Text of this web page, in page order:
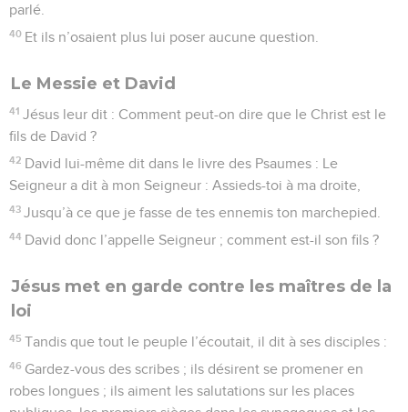
parlé.
40 Et ils n’osaient plus lui poser aucune question.
Le Messie et David
41 Jésus leur dit : Comment peut-on dire que le Christ est le
fils de David ?
42 David lui-même dit dans le livre des Psaumes : Le
Seigneur a dit à mon Seigneur : Assieds-toi à ma droite,
43 Jusqu’à ce que je fasse de tes ennemis ton marchepied.
44 David donc l’appelle Seigneur ; comment est-il son fils ?
Jésus met en garde contre les maîtres de la
loi
45 Tandis que tout le peuple l’écoutait, il dit à ses disciples :
46 Gardez-vous des scribes ; ils désirent se promener en
robes longues ; ils aiment les salutations sur les places